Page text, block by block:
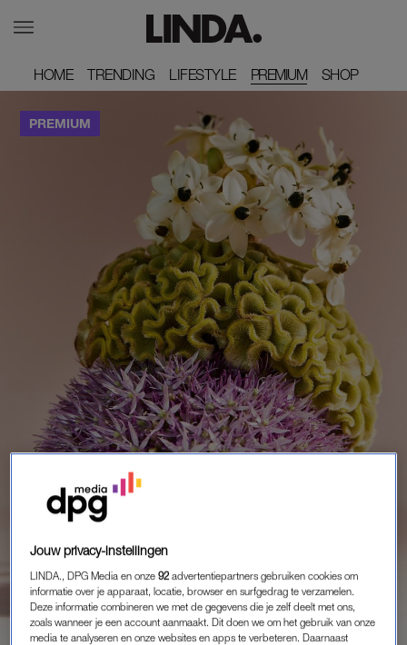
HOME
HOME TRENDING
TRENDING LIFESTYLE
LIFESTYLE PREMIUM SHOP
SHOP
THEATER, EXPOSITIES EN
HEBBEDINGEN
Jouw privacy-instellingen
LINDA., DPG Media en onze92 advertentiepartners gebruiken cookies om
informatie over je apparaat, locatie, browser en surfgedrag te verzamelen.
Deze informatie combineren we met de gegevens die je zelf deelt met ons,
zoals wanneer je een account aanmaakt. Dit doen we om het gebruik van onze
media te analyseren en onze websites en apps te verbeteren. Daarnaast